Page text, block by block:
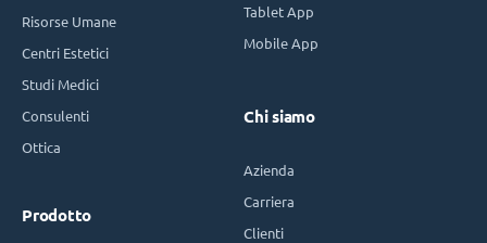
Risorse Umane
Centri Estetici
Studi Medici
Consulenti
Ottica
Prodotto
Tablet App
Mobile App
Chi siamo
Azienda
Carriera
Clienti